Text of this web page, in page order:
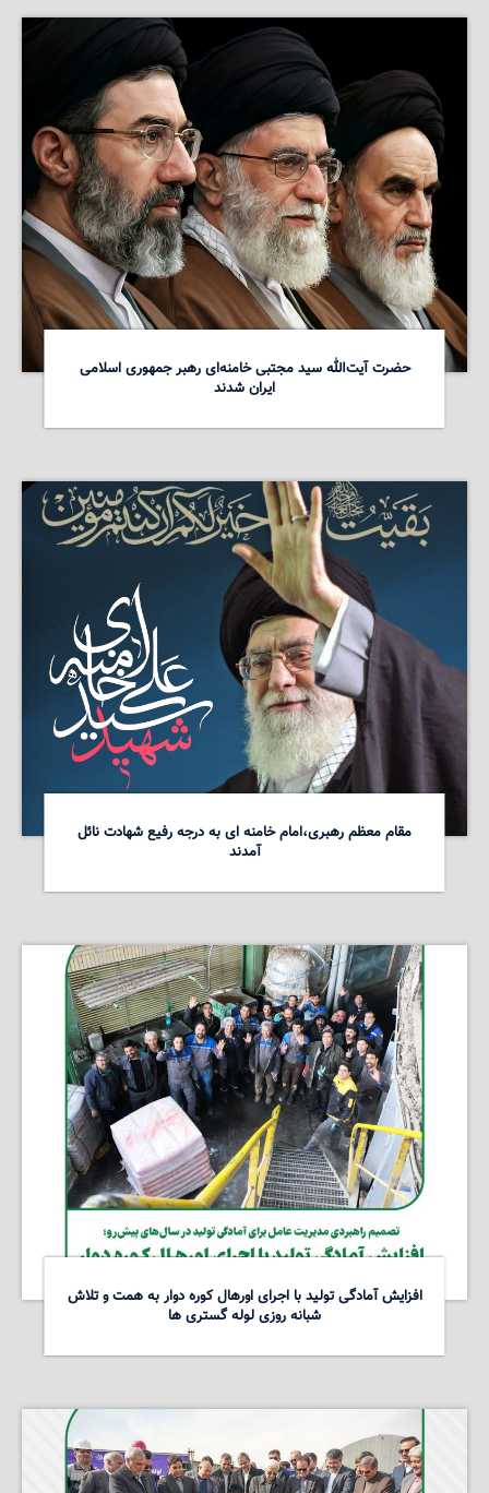
حضرت آیت‌الله سید مجتبی خامنه‌ای رهبر جمهوری اسلامی
ایران شدند
مقام معظم رهبری،امام خامنه ای به درجه رفیع شهادت نائل
آمدند
افزایش آمادگی تولید با اجرای اورهال کوره دوار به همت و تلاش
شبانه روزی لوله گستری ها